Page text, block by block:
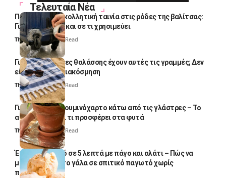
Τελευταία Νέα
Πολλοί βάζουν κολλητική ταινία στις ρόδες της βαλίτσας:
Γιατί το κάνουν και σε τι χρησιμεύει
Thali Ombre 4 Min Read
Γιατί οι πετσέτες θαλάσσης έχουν αυτές τις γραμμές; Δεν
είναι μόνο για διακόσμηση
Thali Ombre5 Min Read
Γιατί βάζουν αλουμινόχαρτο κάτω από τις γλάστρες – Το
απλό κόλπο και τι προσφέρει στα φυτά
Thali Ombre4 Min Read
Έτοιμο παγωτό σε 5 λεπτά με πάγο και αλάτι – Πώς να
μετατρέψετε το γάλα σε σπιτικό παγωτό χωρίς
παγωτομηχανή